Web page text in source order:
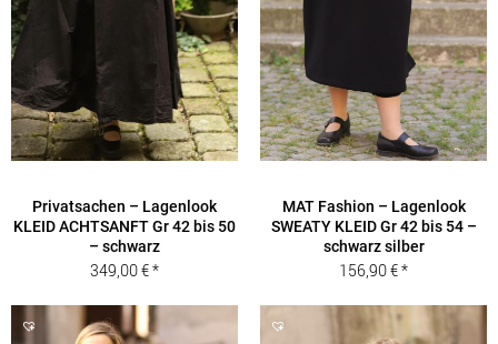
Privatsachen – Lagenlook
KLEID ACHTSANFT Gr 42 bis 50
– schwarz
349,00€
MAT Fashion – Lagenlook
SWEATY KLEID Gr 42 bis 54 –
schwarz silber
156,90€